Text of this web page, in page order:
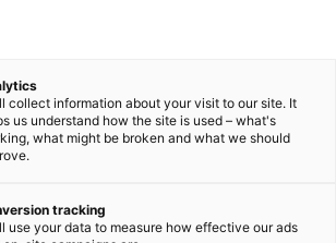
collect information about your visit to our site. It
us understand how the site is used – what's
what might be broken and what we should
tracking
use your data to measure how effective our ads